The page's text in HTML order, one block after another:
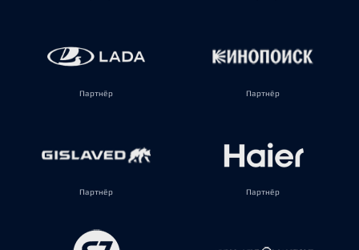
Партнёр Партнёр
Партнёр Партнёр